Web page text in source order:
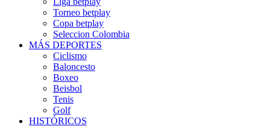
Torneo betplay
Copa betplay
Seleccion Colombia
MÁS DEPORTES
Ciclismo
Baloncesto
Boxeo
Beisbol
Tenis
Golf
HISTÓRICOS